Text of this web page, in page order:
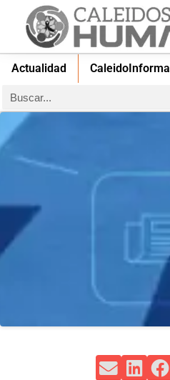
Actualidad CaleidoInforma